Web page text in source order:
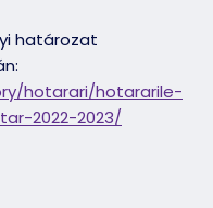
határozat
hotarari/hotararile-
2022-2023/